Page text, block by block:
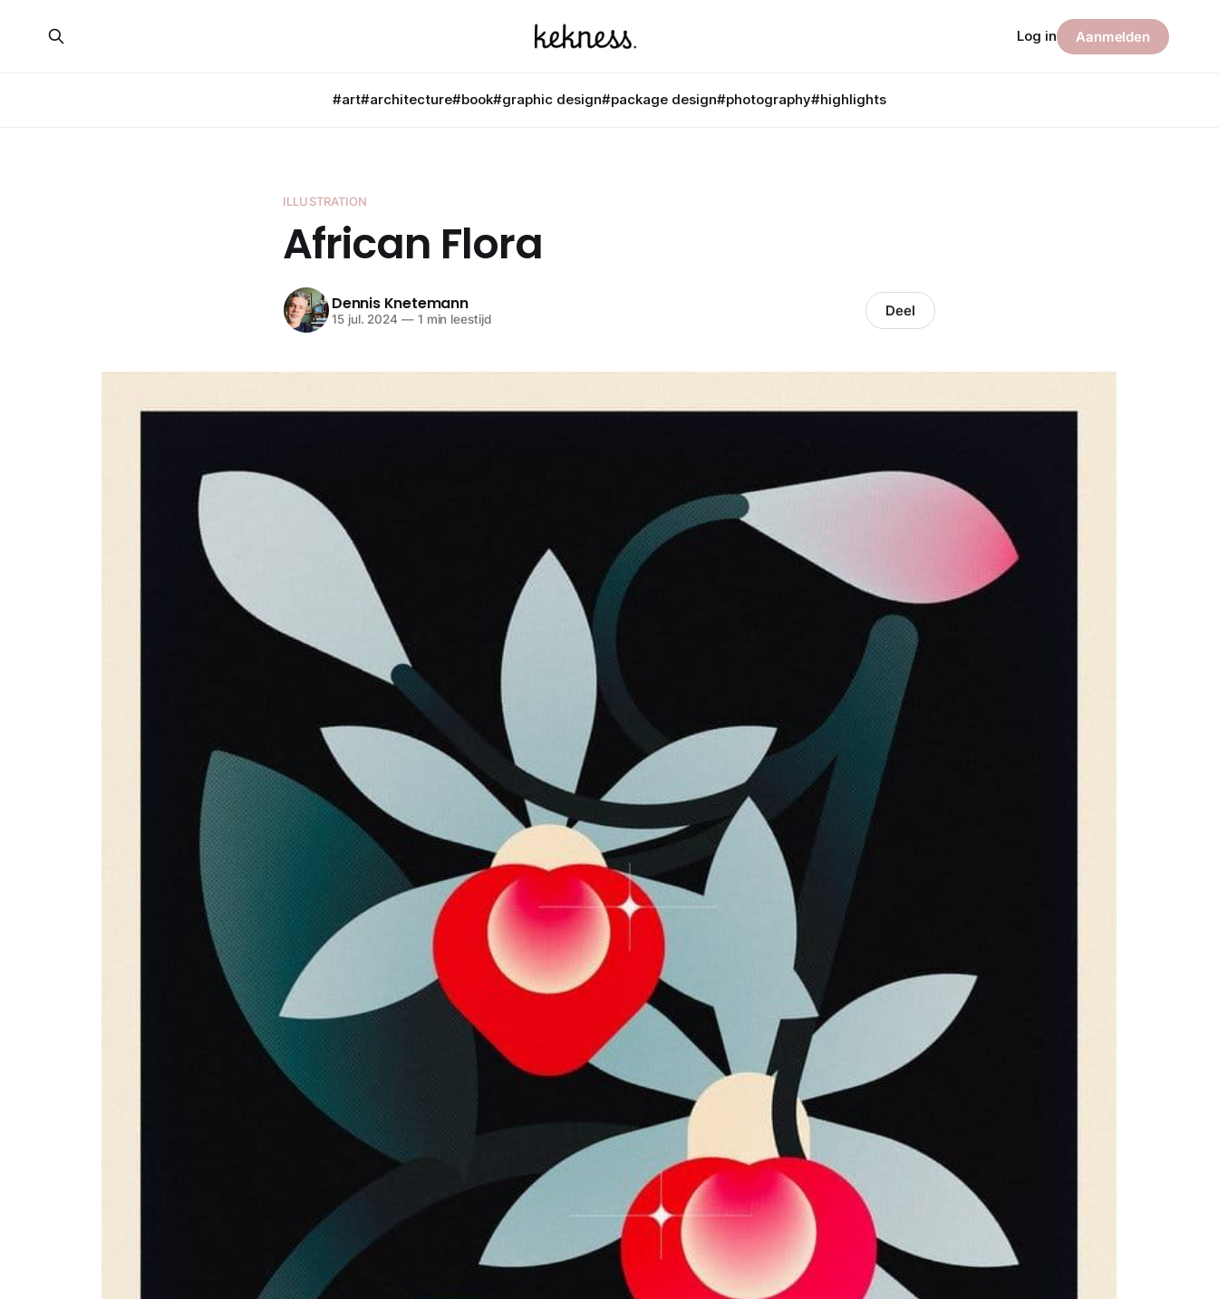
#art#architecture#book#graphic design#package design#photography#highlights
Log in Aanmelden
ILLUSTRATION
African Flora
Dennis Knetemann
15 jul. 2024 —1 min leestijd Deel